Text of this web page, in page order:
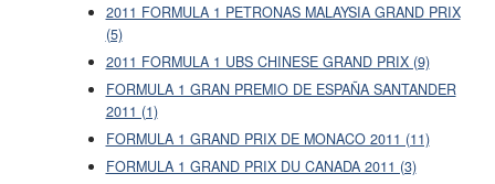
2011 FORMULA 1 PETRONAS MALAYSIA GRAND PRIX
(5)
2011 FORMULA 1 UBS CHINESE GRAND PRIX (9)
FORMULA 1 GRAN PREMIO DE ESPAÑA SANTANDER
2011 (1)
FORMULA 1 GRAND PRIX DE MONACO 2011 (11)
FORMULA 1 GRAND PRIX DU CANADA 2011 (3)